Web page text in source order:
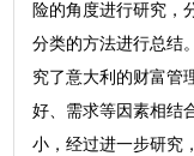
险的角度进行研究，
分类的方法进行总结
究了意大利的财富管
好、需求等因素相结
小，经过进一步研究